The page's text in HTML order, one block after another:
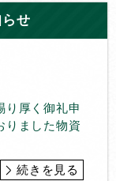
せ
り厚く御礼申
りました物資
続きを見る